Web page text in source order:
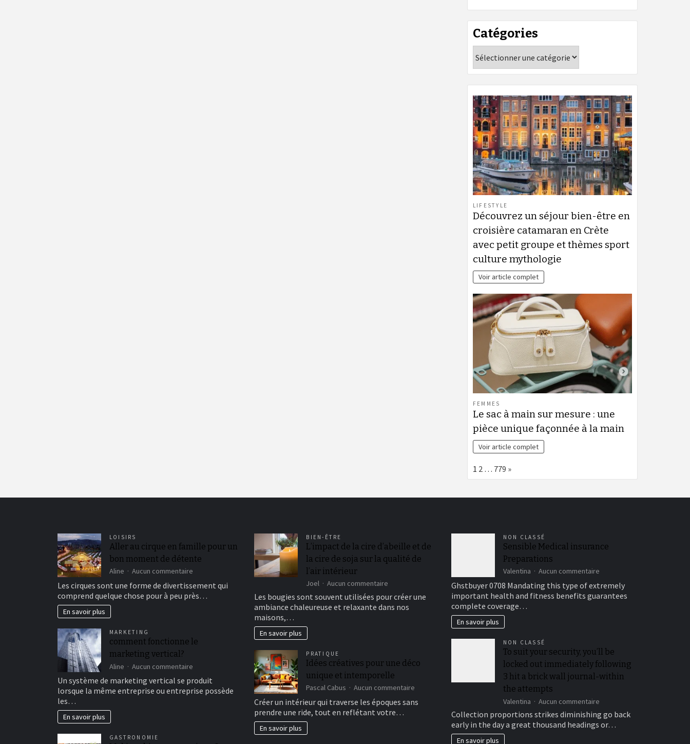
Catégories
LIFESTYLE
Découvrez un séjour bien-être en
croisière catamaran en Crète
avec petit groupe et thèmes sport
culture mythologie
Voir article complet
FEMMES
Le sac à main sur mesure : une
pièce unique façonnée à la main
Voir article complet
Page:
1 2 … 779 Next
»
LOISIRS
Aller au cirque en famille pour un
bon moment de détente
Aline Aucun commentaire
au
cirque
bon
Les cirques sont une forme de divertissement qui
comprend quelque chose pour à peu près…
En savoir plus
MARKETING
comment fonctionne le
marketing vertical?
Aline Aucun commentaire
fonctionne
le
Un système de marketing vertical se produit
lorsque la même entreprise ou entreprise possède
les…
En savoir plus
GASTRONOMIE
BIEN-ÊTRE
L’impact de la cire d’abeille et de
la cire de soja sur la qualité de
l’air intérieur
Joel Aucun commentaire
L’impact
de
la
cire
de
soja
la
qualité
Les bougies sont souvent utilisées pour créer une
ambiance chaleureuse et relaxante dans nos
maisons,…
En savoir plus
PRATIQUE
Idées créatives pour une déco
unique et intemporelle
Pascal Cabus Aucun commentaire
créatives
Créer un intérieur qui traverse les époques sans
prendre une ride, tout en reflétant votre…
En savoir plus
NON CLASSÉ
Sensible Medical insurance
Preparations
Valentina Aucun commentairesur
Medical
insurance
Ghstbuyer 0708 Mandating this type of extremely
important health and fitness benefits guarantees
complete coverage…
En savoir plus
NON CLASSÉ
To suit your security, you’ll be
locked out immediately following
3 hit a brick wall journal-within
the attempts
Valentina Aucun commentairesur
suit
your
Collection proportions strikes diminishing go back
early in the day a great thousand headings or…
En savoir plus